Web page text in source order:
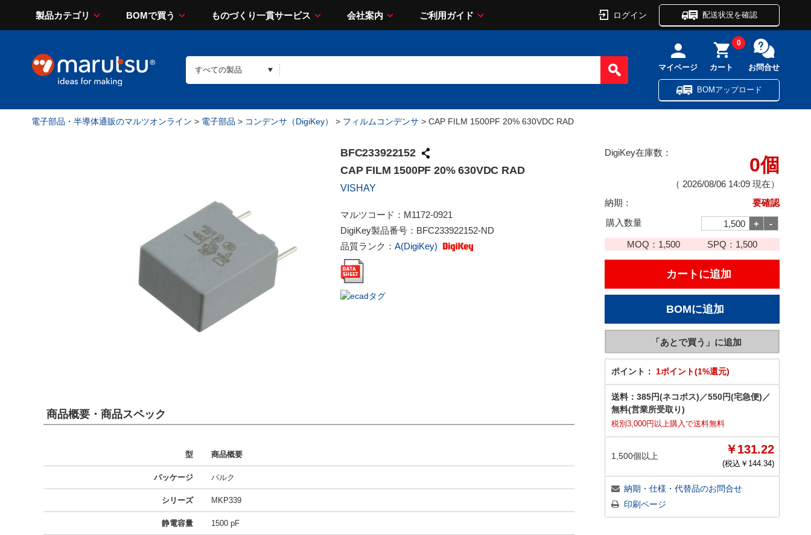
製品カテゴリ BOMで買う ものづくり一貫サービス 会社案内 ご利用ガイド ログイン 配送状況を確認
マイページ カート
0
お問合せ
BOMアップロード
電子部品・半導体通販のマルツオンライン > 電子部品 > コンデンサ（DigiKey） > フィルムコンデンサ > CAP FILM 1500PF 20% 630VDC RAD
BFC233922152
CAP FILM 1500PF 20% 630VDC RAD
VISHAY
マルツコード： M1172-0921
DigiKey製品番号： BFC233922152-ND
品質ランク： A(DigiKey)
DigiKey在庫数：
0個
（ 2026/08/06 14:09 現在）
納期：
要確認
購入数量
MOQ： 1,500 SPQ： 1,500
ポイント： 1ポイント(1%還元)
送料： 385円(ネコポス) ／550円(宅急便) ／
無料(営業所受取り)
税別3,000円以上購入で送料無料
1,500個以上 ￥131.22
(税込￥ 144.34)
納期・仕様・代替品のお問合せ
印刷ページ
商品概要・商品スペック
型 商品概要
パッケージ バルク
シリーズ MKP339
静電容量 1500 pF